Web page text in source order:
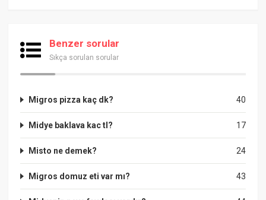
Benzer sorular
Sıkça sorulan sorular
40
Migros pizza kaç dk?
17
Midye baklava kac tl?
24
Misto ne demek?
43
Migros domuz eti var mı?